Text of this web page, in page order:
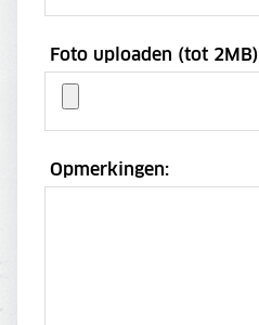
Foto uploaden (tot 2MB)
Opmerkingen: